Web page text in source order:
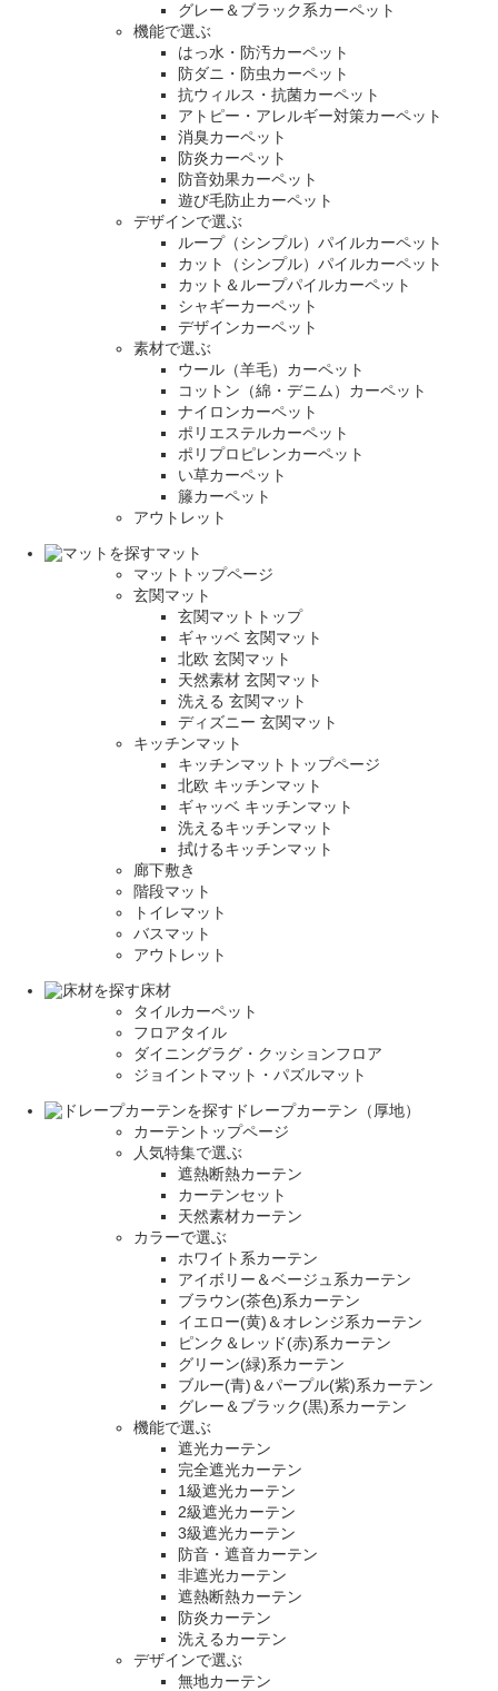
グレー＆ブラック系カーペット
機能で選ぶ
はっ水・防汚カーペット
防ダニ・防虫カーペット
抗ウィルス・抗菌カーペット
アトピー・アレルギー対策カーペット
消臭カーペット
防炎カーペット
防音効果カーペット
遊び毛防止カーペット
デザインで選ぶ
ループ（シンプル）パイルカーペット
カット（シンプル）パイルカーペット
カット＆ループパイルカーペット
シャギーカーペット
デザインカーペット
素材で選ぶ
ウール（羊毛）カーペット
コットン（綿・デニム）カーペット
ナイロンカーペット
ポリエステルカーペット
ポリプロピレンカーペット
い草カーペット
籐カーペット
アウトレット
マット
マットトップページ
玄関マット
玄関マットトップ
ギャッベ 玄関マット
北欧 玄関マット
天然素材 玄関マット
洗える 玄関マット
ディズニー 玄関マット
キッチンマット
キッチンマットトップページ
北欧 キッチンマット
ギャッベ キッチンマット
洗えるキッチンマット
拭けるキッチンマット
廊下敷き
階段マット
トイレマット
バスマット
アウトレット
床材
タイルカーペット
フロアタイル
ダイニングラグ・クッションフロア
ジョイントマット・パズルマット
ドレープカーテン（厚地）
カーテントップページ
人気特集で選ぶ
遮熱断熱カーテン
カーテンセット
天然素材カーテン
カラーで選ぶ
ホワイト系カーテン
アイボリー＆ベージュ系カーテン
ブラウン(茶色)系カーテン
イエロー(黄)＆オレンジ系カーテン
ピンク＆レッド(赤)系カーテン
グリーン(緑)系カーテン
ブルー(青)＆パープル(紫)系カーテン
グレー＆ブラック(黒)系カーテン
機能で選ぶ
遮光カーテン
完全遮光カーテン
1級遮光カーテン
2級遮光カーテン
3級遮光カーテン
防音・遮音カーテン
非遮光カーテン
遮熱断熱カーテン
防炎カーテン
洗えるカーテン
デザインで選ぶ
無地カーテン